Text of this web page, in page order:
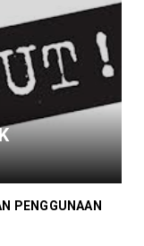
PENGGUNAAN